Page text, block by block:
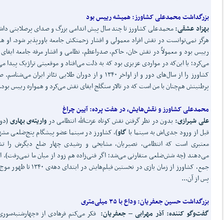
بزرگداشت محمدعلی کشاورز: همیشه رییس بود
بهزاد عشقی:محمدعلی کشاورز تا چند سال پیش اندامی بزرگ و صدای پرصلابتی
هرگز نمی‌توانست در نقش افراد معمولی و اقشار زحمتکش جامعه باورپذیر شود. او
رییس بود و معمولاً در نقش خان، حاکم، صدراعظم، نظامی و اقشار مرفه جامعه
می‌کرد؛ یا این‌که در مواردی عزیزی بود که به ذلت می‌افتاد و موقعیتی تراژیک پیدا
کشاورز را از سال‌های دور و از اواخر ۱۳۴۰ و از دوران طلایی تئاتر ایران
پرطنینش هم‌چنان با من است که در تالار سنگلج ایفای نقش می‌کرد و همواره رییس
محمدعلی کشاورز و نقشهایش، در هفت پرده: آیین چراغ
علی شیرازی: بدون در نظر گرفتن نقش کوتاه عزت‌الله انتظامی در واریته‌ی بهاری
قبل از ورود جدی‌اش به سینما با گاو)، کشاورز در سینما عضو پیشگام پنج‌ضلعی
معتبری است که انتظامی، نصیریان، مشایخی و رشیدی چهار ضلع دیگرش را
می‌دهند (چه شش‌ضلعی متقارنی می‌شد؛ اگر فنی‌زاده هم زود از میان ما نمی‌رفت).
جمع، کشاورز از زمان بازی در نخستین فیلم‌هایش در
پس از آن...
بزرگداشت حسین جعفریان:وداع با ۳۵ میلی
متری
گفت‌و‌گو کننده:آذر مهرابی –جعفریان:  فکر می‌کنم فرهادی از